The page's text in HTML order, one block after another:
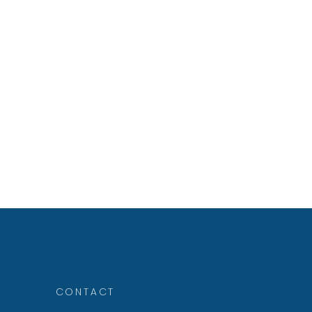
CONTACT